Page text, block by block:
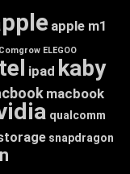
apple m1
Comgrow ELEGOO
ipad kaby
macbook
qualcomm
snapdragon